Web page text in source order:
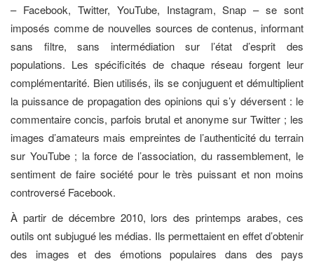
– Facebook, Twitter, YouTube, Instagram, Snap – se sont
imposés comme de nouvelles sources de contenus, informant
sans filtre, sans intermédiation sur l’état d’esprit des
populations. Les spécificités de chaque réseau forgent leur
complémentarité. Bien utilisés, ils se conjuguent et démultiplient
la puissance de propagation des opinions qui s’y déversent : le
commentaire concis, parfois brutal et anonyme sur Twitter ; les
images d’amateurs mais empreintes de l’authenticité du terrain
sur YouTube ; la force de l’association, du rassemblement, le
sentiment de faire société pour le très puissant et non moins
controversé Facebook.
À partir de décembre 2010, lors des printemps arabes, ces
outils ont subjugué les médias. Ils permettaient en effet d’obtenir
des images et des émotions populaires dans des pays